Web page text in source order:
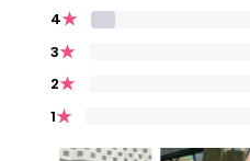
4★
3★
2★
1★